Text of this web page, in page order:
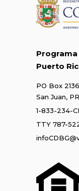
Programa
Puerto
PO Box
San Juan,
1-833-234-
TTY 787-